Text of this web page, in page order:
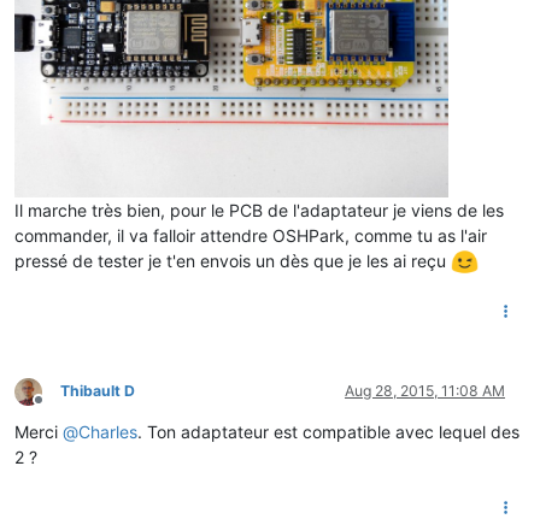
Il marche très bien, pour le PCB de l'adaptateur je viens de les
commander, il va falloir attendre OSHPark, comme tu as l'air
pressé de tester je t'en envois un dès que je les ai reçu
Offline
Thibault D Aug 28, 2015, 11:08 AM
Merci @Charles. Ton adaptateur est compatible avec lequel des
2 ?